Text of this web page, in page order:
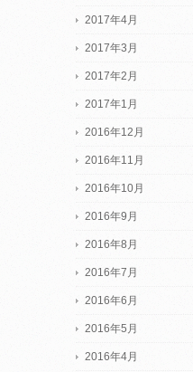
2017年4月
2017年3月
2017年2月
2017年1月
2016年12月
2016年11月
2016年10月
2016年9月
2016年8月
2016年7月
2016年6月
2016年5月
2016年4月